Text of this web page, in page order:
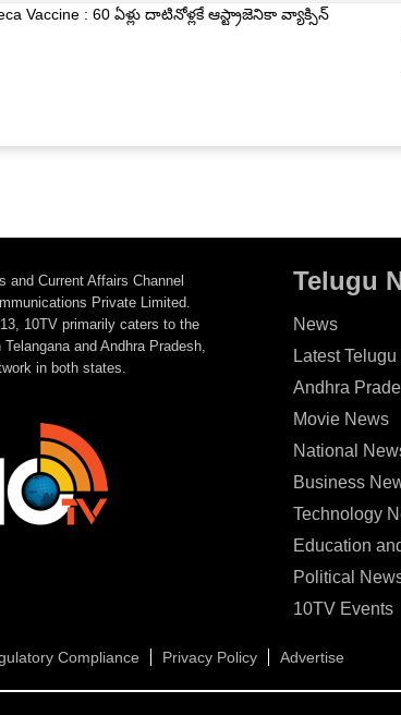
and Current Affairs Channel
Private Limited.
10TV primarily caters to the
and Andhra Pradesh,
in both states.
Telugu
News
Latest
Andhra
Movie News
National
Business
Technology
Education
Political
10TV Events
Compliance Privacy Policy Advertise